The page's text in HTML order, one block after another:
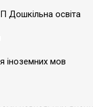
освіта
іноземних мов